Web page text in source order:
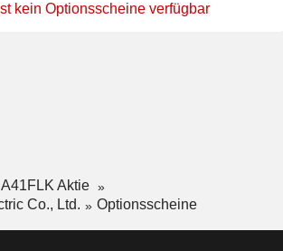
kein Optionsscheine verfügbar
A41FLK Aktie
Co., Ltd.
Optionsscheine